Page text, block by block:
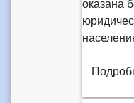
оказана